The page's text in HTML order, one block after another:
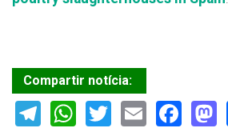
Compartir notícia:
Telegram
WhatsApp
TwitterEmail